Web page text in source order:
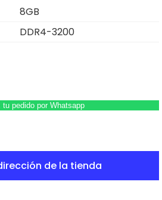
8GB
DDR4-3200
tu pedido por Whatsapp
de la tienda